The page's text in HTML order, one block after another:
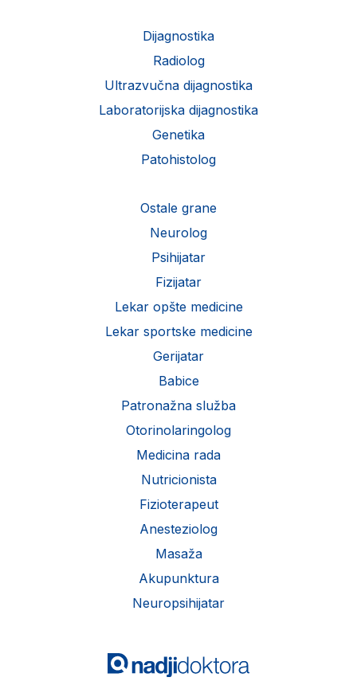
Dijagnostika
Radiolog
Ultrazvučna dijagnostika
Laboratorijska dijagnostika
Genetika
Patohistolog
Ostale grane
Neurolog
Psihijatar
Fizijatar
Lekar opšte medicine
Lekar sportske medicine
Gerijatar
Babice
Patronažna služba
Otorinolaringolog
Medicina rada
Nutricionista
Fizioterapeut
Anesteziolog
Masaža
Akupunktura
Neuropsihijatar